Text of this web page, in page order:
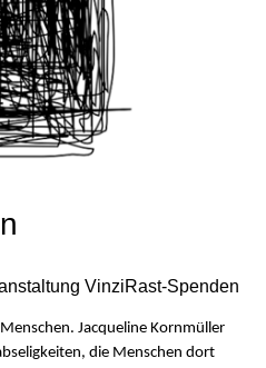
VinziRast-Spenden
Jacqueline Kornmüller
die Menschen dort